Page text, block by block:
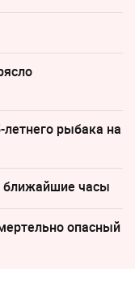
рыбака на
ближайшие часы
опасный